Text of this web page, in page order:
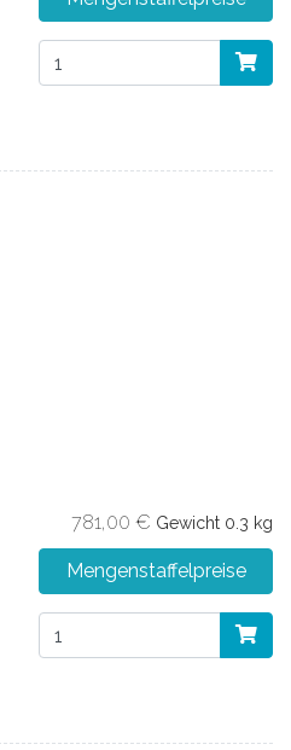
781,00 € Gewicht 0.3 kg
Mengenstaffelpreise